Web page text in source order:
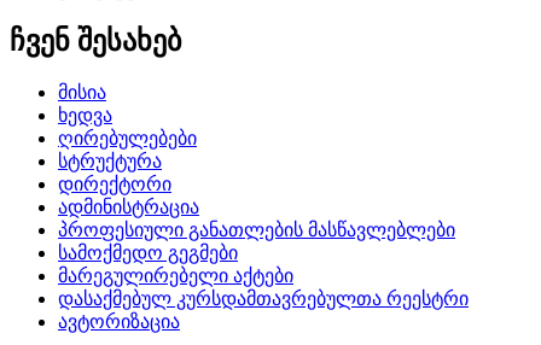
ჩვენ შესახებ
მისია
ხედვა
ღირებულებები
სტრუქტურა
დირექტორი
ადმინისტრაცია
პროფესიული განათლების მასწავლებლები
სამოქმედო გეგმები
მარეგულირებელი აქტები
დასაქმებულ კურსდამთავრებულთა რეესტრი
ავტორიზაცია